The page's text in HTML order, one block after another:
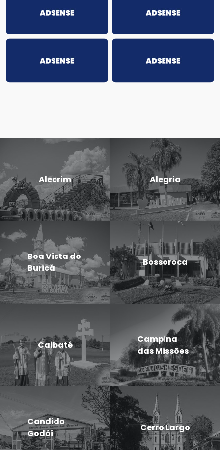
Alecrim Alegria
Boa Vista do
Buricá
Bossoroca
Caibaté
Campina
das Missões
Candido
Godói
Cerro Largo